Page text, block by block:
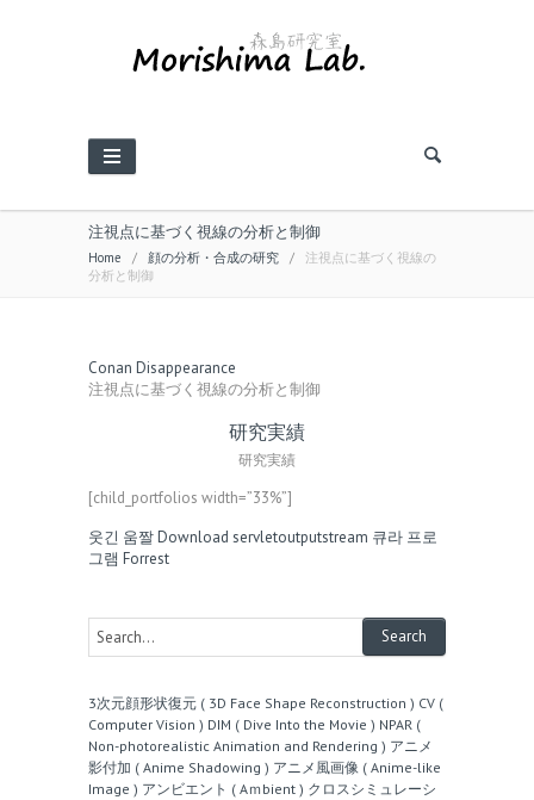
注視点に基づく視線の分析と制御
Home / 顔の分析・合成の研究 / 注視点に基づく視線の
分析と制御
Conan Disappearance
注視点に基づく視線の分析と制御
研究実績
研究実績
[child_portfolios width=”33%”]
웃긴 움짤Download servletoutputstream 큐라 프로
그램 Forrest
3次元顔形状復元 ( 3D Face Shape Reconstruction ) CV (
Computer Vision ) DIM ( Dive Into the Movie ) NPAR (
Non-photorealistic Animation and Rendering ) アニメ
影付加 ( Anime Shadowing ) アニメ風画像 ( Anime-like
Image ) アンビエント ( Aｍbient ) クロスシミュレーシ